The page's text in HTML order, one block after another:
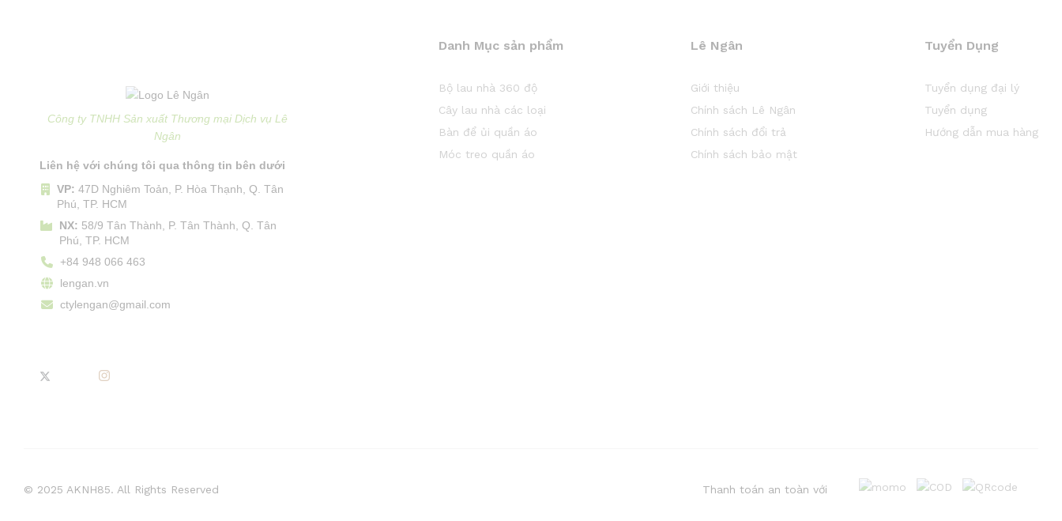
Công ty TNHH Sản xuất Thương mại Dịch vụ Lê
Ngân
Liên hệ với chúng tôi qua thông tin bên dưới
VP: 47D Nghiêm Toản, P. Hòa Thạnh, Q. Tân
Phú, TP. HCM
NX: 58/9 Tân Thành, P. Tân Thành, Q. Tân
Phú, TP. HCM
+84 948 066 463
lengan.vn
ctylengan@gmail.com
Danh Mục sản phẩm
Bộ lau nhà 360 độ
Cây lau nhà các loại
Bàn để ủi quần áo
Móc treo quần áo
Lê Ngân
Giới thiệu
Chính sách Lê Ngân
Chính sách đổi trả
Chính sách bảo mật
Tuyển Dụng
Tuyển dụng đại lý
Tuyển dụng
Hướng dẫn mua hàng
© 2025 AKNH85. All Rights Reserved Thanh toán an toàn với